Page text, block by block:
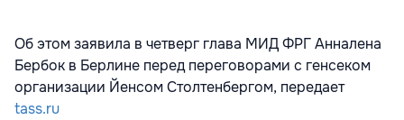
Об этом заявила в четверг глава МИД ФРГ Анналена
Бербок в Берлине перед переговорами с генсеком
организации Йенсом Столтенбергом, передает
tass.ru